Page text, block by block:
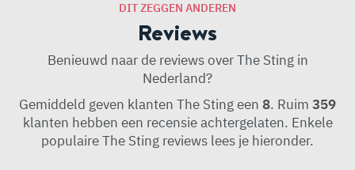
DIT ZEGGEN ANDEREN
Reviews
Benieuwd naar de reviews over The Sting in
Nederland?
Gemiddeld geven klanten The Sting een 8. Ruim 359
klanten hebben een recensie achtergelaten. Enkele
populaire The Sting reviews lees je hieronder.